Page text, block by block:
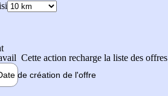
Cette action recharge la liste des offres
de création de l'offre